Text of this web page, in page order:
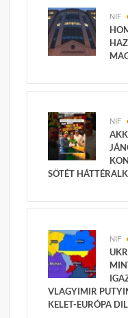
NIF
NIF
SÖTÉT
NIF
VLAGYIMIR
KELET-EURÓPA